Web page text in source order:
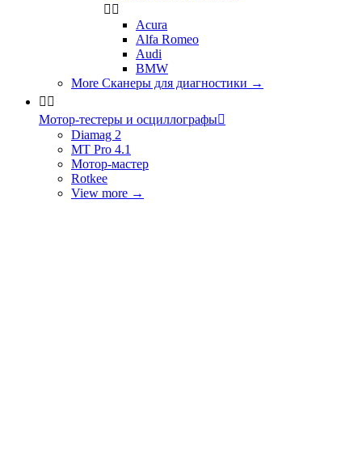
 
Acura
Alfa Romeo
Audi
BMW
More Сканеры для диагностики →
 
Мотор-тестеры и осциллографы
Diamag 2
MT Pro 4.1
Мотор-мастер
Rotkee
View more →